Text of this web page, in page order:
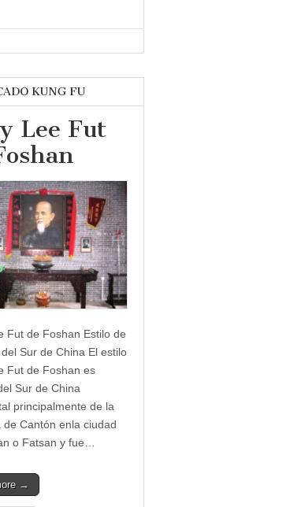
KUNG FU
Lee Fut
Fut de Foshan Estilo de
Sur de China El estilo
Fut de Foshan es
Sur de China
principalmente de la
de Cantón enla ciudad
o Fatsan y fue…
→